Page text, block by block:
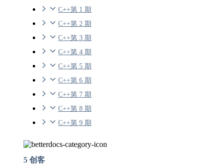
C++第 1 期
C++第 2 期
C++第 3 期
C++第 4 期
C++第 5 期
C++第 6 期
C++第 7 期
C++第 8 期
C++第 9 期
5 创客